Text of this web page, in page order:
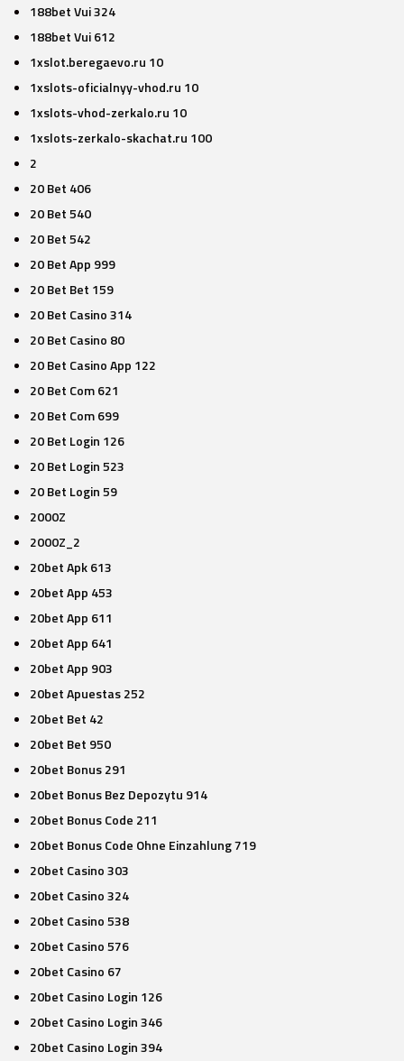
188bet Vui 324
188bet Vui 612
1xslot.beregaevo.ru 10
1xslots-oficialnyy-vhod.ru 10
1xslots-vhod-zerkalo.ru 10
1xslots-zerkalo-skachat.ru 100
2
20 Bet 406
20 Bet 540
20 Bet 542
20 Bet App 999
20 Bet Bet 159
20 Bet Casino 314
20 Bet Casino 80
20 Bet Casino App 122
20 Bet Com 621
20 Bet Com 699
20 Bet Login 126
20 Bet Login 523
20 Bet Login 59
2000Z
2000Z_2
20bet Apk 613
20bet App 453
20bet App 611
20bet App 641
20bet App 903
20bet Apuestas 252
20bet Bet 42
20bet Bet 950
20bet Bonus 291
20bet Bonus Bez Depozytu 914
20bet Bonus Code 211
20bet Bonus Code Ohne Einzahlung 719
20bet Casino 303
20bet Casino 324
20bet Casino 538
20bet Casino 576
20bet Casino 67
20bet Casino Login 126
20bet Casino Login 346
20bet Casino Login 394